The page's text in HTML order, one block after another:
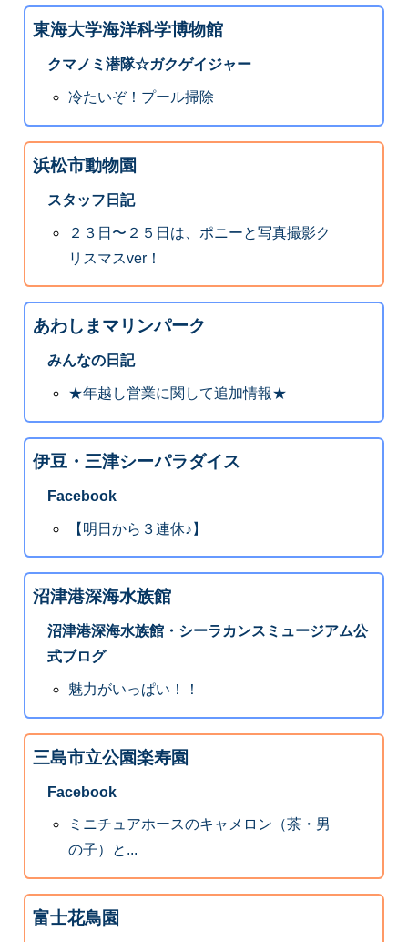
東海大学海洋科学博物館
クマノミ潜隊☆ガクゲイジャー
冷たいぞ！プール掃除
浜松市動物園
スタッフ日記
２３日〜２５日は、ポニーと写真撮影ク
リスマスver！
あわしまマリンパーク
みんなの日記
★年越し営業に関して追加情報★
伊豆・三津シーパラダイス
Facebook
【明日から３連休♪】
沼津港深海水族館
沼津港深海水族館・シーラカンスミュージアム公
式ブログ
魅力がいっぱい！！
三島市立公園楽寿園
Facebook
ミニチュアホースのキャメロン（茶・男
の子）と...
富士花鳥園